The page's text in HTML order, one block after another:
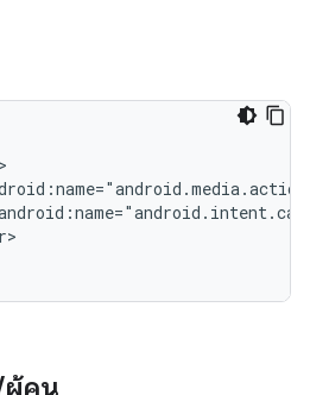
ผู้คน